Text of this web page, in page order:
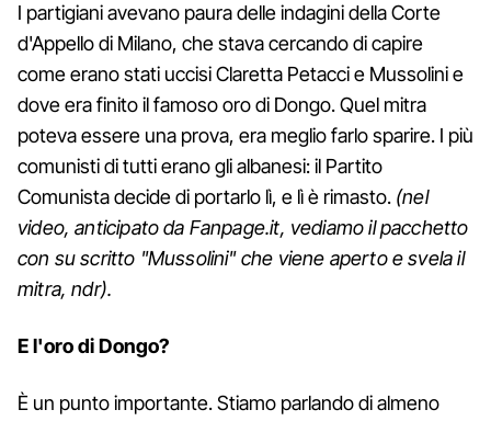
I partigiani avevano paura delle indagini della Corte
d'Appello di Milano, che stava cercando di capire
come erano stati uccisi Claretta Petacci e Mussolini e
dove era finito il famoso oro di Dongo. Quel mitra
poteva essere una prova, era meglio farlo sparire. I più
comunisti di tutti erano gli albanesi: il Partito
Comunista decide di portarlo lì, e lì è rimasto. (nel
video, anticipato da Fanpage.it, vediamo il pacchetto
con su scritto "Mussolini" che viene aperto e svela il
mitra, ndr).
E l'oro di Dongo?
È un punto importante. Stiamo parlando di almeno